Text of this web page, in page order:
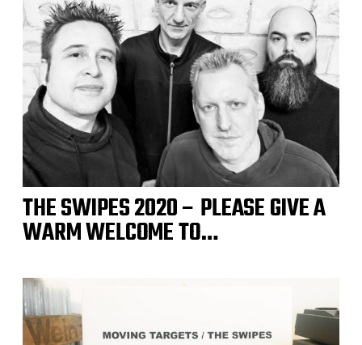
THE SWIPES 2020 – PLEASE GIVE A
WARM WELCOME TO…